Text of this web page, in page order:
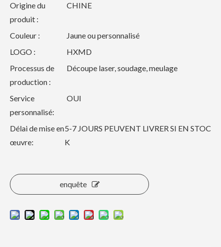
Origine du
produit :
CHINE
Couleur :
Jaune ou personnalisé
LOGO :
HXMD
Processus de
production :
Découpe laser, soudage, meulage
Service
personnalisé:
OUI
Délai de mise en
œuvre:
5-7 JOURS PEUVENT LIVRER SI EN STOC
K
enquête